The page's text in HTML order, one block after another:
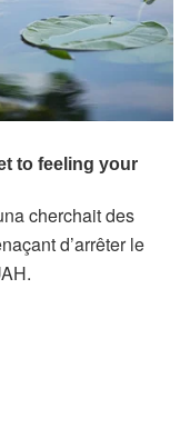
cherchait des
d’arrêter le